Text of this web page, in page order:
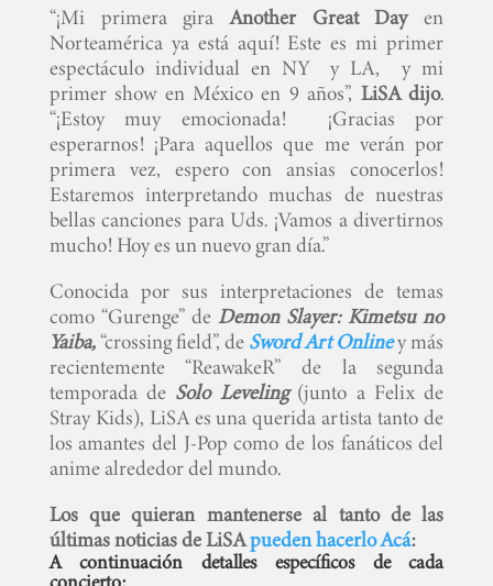
“¡Mi primera giraAnother Great Dayen
Norteamérica ya está aquí! Este es mi primer
espectáculo individual en NY y LA, y mi
primer show en México en 9 años”, LiSA dijo.
“¡Estoy muy emocionada! ¡Gracias por
esperarnos! ¡Para aquellos que me verán por
primera vez, espero con ansias conocerlos!
Estaremos interpretando muchas de nuestras
bellas canciones para Uds. ¡Vamos a divertirnos
mucho! Hoy es un nuevo gran día.”
Conocida por sus interpretaciones de temas
como “Gurenge” de Demon Slayer: Kimetsu no
Yaiba,“crossing field”, deSword Art Onliney más
recientemente “ReawakeR” de la segunda
temporada de Solo Leveling(junto a Felix de
Stray Kids), LiSA es una querida artista tanto de
los amantes del J-Pop como de los fanáticos del
anime alrededor del mundo.
Los que quieran mantenerse al tanto de las
últimas noticias de LiSApueden hacerlo Acá:
A continuación detalles específicos de cada